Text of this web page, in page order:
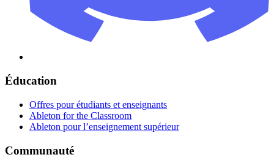
Éducation
Offres pour étudiants et enseignants
Ableton for the Classroom
Ableton pour l’enseignement supérieur
Communauté